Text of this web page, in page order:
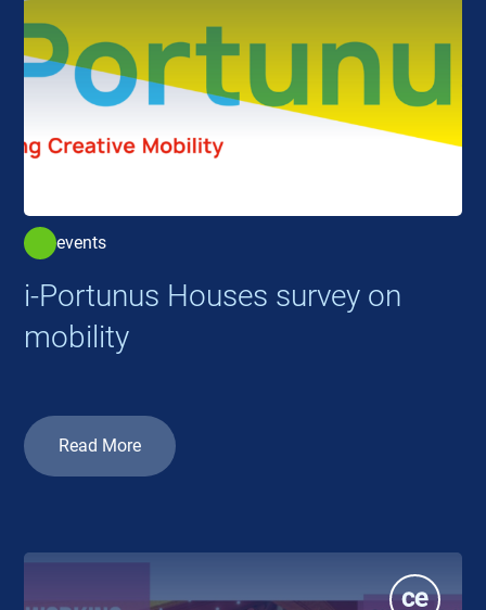
events
i-Portunus Houses survey on
mobility
Read More